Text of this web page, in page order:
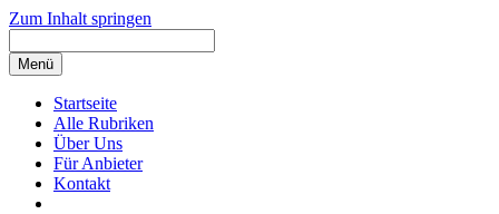
Zum Inhalt springen
Menü
Startseite
Alle Rubriken
Über Uns
Für Anbieter
Kontakt